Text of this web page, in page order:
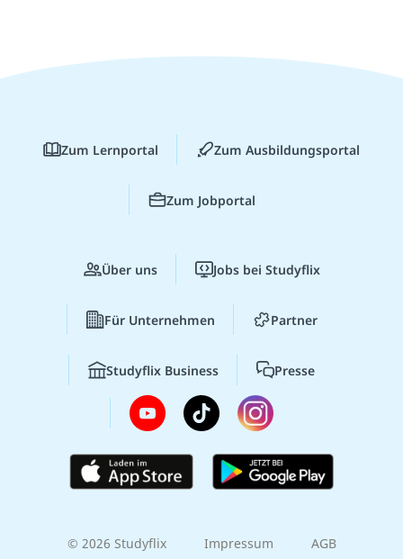
Zum Lernportal Zum Ausbildungsportal
Zum Jobportal
Über uns Jobs bei Studyflix
Für Unternehmen Partner
Studyflix Business Presse
© 2026 Studyflix Impressum AGB